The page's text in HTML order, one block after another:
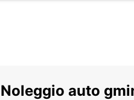
Noleggio auto